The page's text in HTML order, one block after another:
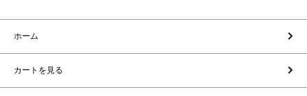
ホーム
カートを見る